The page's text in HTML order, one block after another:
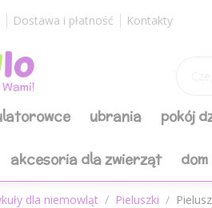
Dostawa i płatność Kontakty
ubrania pokój
akcesoria dla zwierząt
dla niemowląt Pieluszki